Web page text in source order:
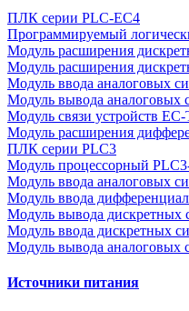
ПЛК серии PLC-EC4
Программируемый
Модуль расширения
Модуль расширения
Модуль ввода аналоговых
Модуль вывода
Модуль связи устройств
Модуль расширения
ПЛК серии PLC3
Модуль процессорный
Модуль ввода аналоговых
Модуль ввода
Модуль вывода дискретных
Модуль ввода дискретных
Модуль вывода аналоговых
Источники питания